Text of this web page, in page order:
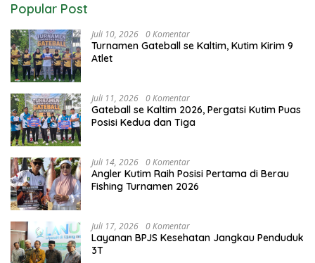
Popular Post
Juli 10, 2026 0 Komentar
Turnamen Gateball se Kaltim, Kutim Kirim 9
Atlet
Juli 11, 2026 0 Komentar
Gateball se Kaltim 2026, Pergatsi Kutim Puas
Posisi Kedua dan Tiga
Juli 14, 2026 0 Komentar
Angler Kutim Raih Posisi Pertama di Berau
Fishing Turnamen 2026
Juli 17, 2026 0 Komentar
Layanan BPJS Kesehatan Jangkau Penduduk
3T